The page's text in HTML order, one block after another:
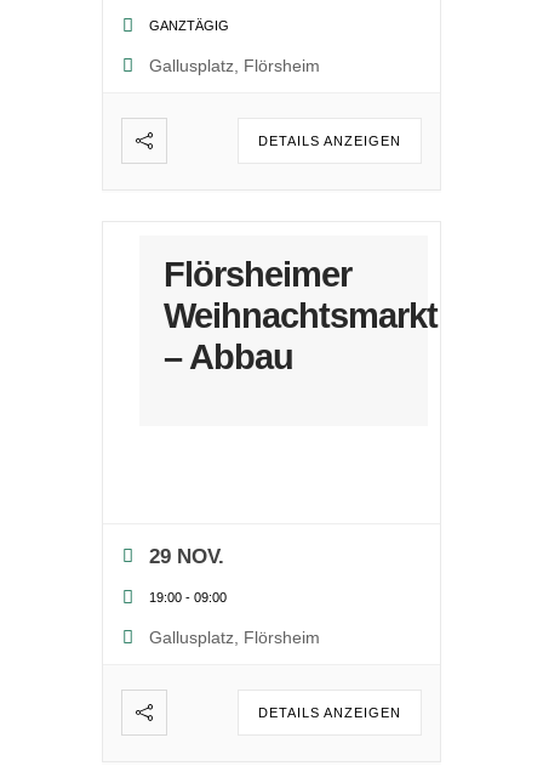
GANZTÄGIG
Gallusplatz, Flörsheim
DETAILS ANZEIGEN
Flörsheimer
Weihnachtsmarkt
– Abbau
29 NOV.
19:00 - 09:00
Gallusplatz, Flörsheim
DETAILS ANZEIGEN